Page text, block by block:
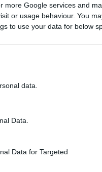
more Google services and
or usage behaviour. You
to use your data for below
data.
Data.
Data for Targeted
μου, όποιον δρόμο
στον πρόεδρο
λογαριασμό του στο
Regreso a seguir
t.co/9DxZExZtCv